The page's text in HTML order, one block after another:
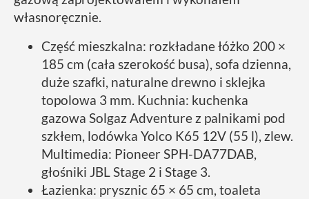
własnoręcznie.
Część mieszkalna: rozkładane łóżko 200 ×
185 cm (cała szerokość busa), sofa dzienna,
duże szafki, naturalne drewno i sklejka
topolowa 3 mm. Kuchnia: kuchenka
gazowa Solgaz Adventure z palnikami pod
szkłem, lodówka Yolco K65 12V (55 l), zlew.
Multimedia: Pioneer SPH-DA77DAB,
głośniki JBL Stage 2 i Stage 3.
Łazienka: prysznic 65 × 65 cm, toaleta